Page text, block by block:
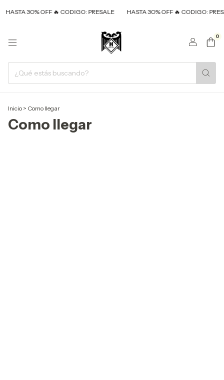
HASTA 3O% OFF 🔥 CODIGO: PRESALE HASTA 3O% OFF 🔥 CODIGO:
0
Inicio > Como llegar
Como llegar